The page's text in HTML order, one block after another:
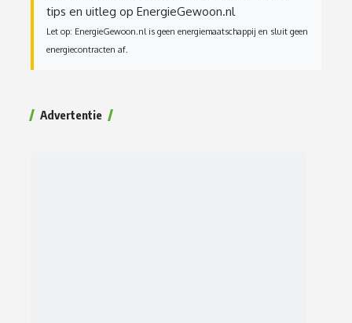
tips en uitleg op EnergieGewoon.nl
Let op: EnergieGewoon.nl is geen energiemaatschappij en sluit geen
energiecontracten af.
Advertentie